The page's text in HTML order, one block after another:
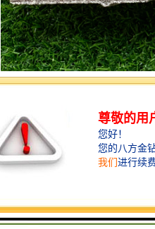
助熔剂的选择：
助熔剂是一些低温生活垃圾，它
料产生粘结作用，减弱因结合剂